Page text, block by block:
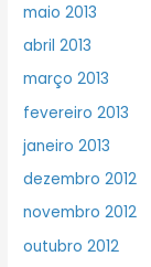
maio 2013
abril 2013
março 2013
fevereiro 2013
janeiro 2013
dezembro 2012
novembro 2012
outubro 2012